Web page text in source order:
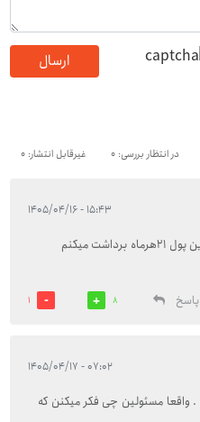
ارسال
در انتظار بررسی: 0 غیرقابل انتشار: 0
۱۵:۴۳ - ۱۴۰۵/۰۴/۱۶
والا با این پول مستمری دو روز هم بیشتر نمیشه زندگی کرد من که یک نفر هستم با این پول ۲۱هرماه برداشت میکنم
پاسخ
8
1
۰۷:۰۲ - ۱۴۰۵/۰۴/۱۷
واقعا مسئولین چی فکر میکنن که